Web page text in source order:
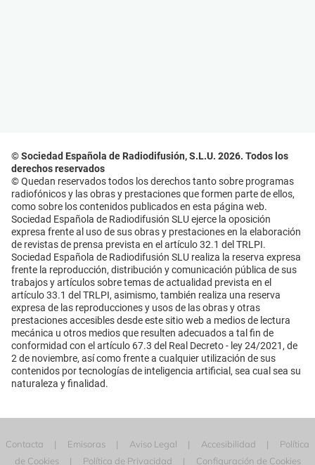
© Sociedad Española de Radiodifusión, S.L.U. 2026. Todos los
derechos reservados
© Quedan reservados todos los derechos tanto sobre programas
radiofónicos y las obras y prestaciones que formen parte de ellos,
como sobre los contenidos publicados en esta página web.
Sociedad Española de Radiodifusión SLU ejerce la oposición
expresa frente al uso de sus obras y prestaciones en la elaboración
de revistas de prensa prevista en el artículo 32.1 del TRLPI.
Sociedad Española de Radiodifusión SLU realiza la reserva expresa
frente la reproducción, distribución y comunicación pública de sus
trabajos y artículos sobre temas de actualidad prevista en el
artículo 33.1 del TRLPI, asimismo, también realiza una reserva
expresa de las reproducciones y usos de las obras y otras
prestaciones accesibles desde este sitio web a medios de lectura
mecánica u otros medios que resulten adecuados a tal fin de
conformidad con el artículo 67.3 del Real Decreto - ley 24/2021, de
2 de noviembre, así como frente a cualquier utilización de sus
contenidos por tecnologías de inteligencia artificial, sea cual sea su
naturaleza y finalidad.
Contacta Emisoras Aviso Legal Accesibilidad
Política
de Cookies
Política de Privacidad Configuración de Cookies